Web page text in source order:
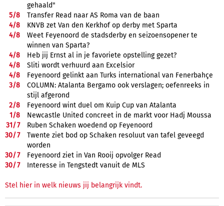
gehaald"
5/8
Transfer Read naar AS Roma van de baan
4/8
KNVB zet Van den Kerkhof op derby met Sparta
4/8
Weet Feyenoord de stadsderby en seizoensopener te
winnen van Sparta?
4/8
Heb jij Ernst al in je favoriete opstelling gezet?
4/8
Sliti wordt verhuurd aan Excelsior
4/8
Feyenoord gelinkt aan Turks international van Fenerbahçe
3/8
COLUMN: Atalanta Bergamo ook verslagen; oefenreeks in
stijl afgerond
2/8
Feyenoord wint duel om Kuip Cup van Atalanta
1/8
Newcastle United concreet in de markt voor Hadj Moussa
31/7
Ruben Schaken woedend op Feyenoord
30/7
Twente ziet bod op Schaken resoluut van tafel geveegd
worden
30/7
Feyenoord ziet in Van Rooij opvolger Read
30/7 Interesse in Tengstedt vanuit de MLS
Stel hier in welk nieuws jij belangrijk vindt.